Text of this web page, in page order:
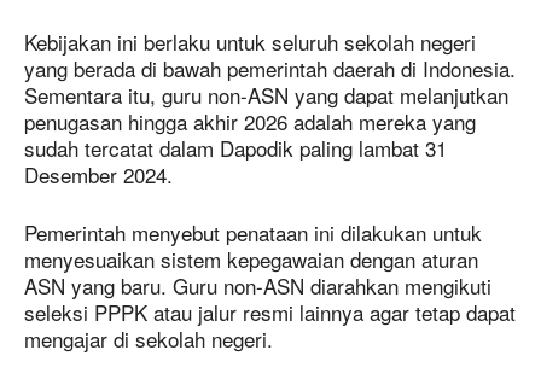
Kebijakan ini berlaku untuk seluruh sekolah negeri
yang berada di bawah pemerintah daerah di Indonesia.
Sementara itu, guru non-ASN yang dapat melanjutkan
penugasan hingga akhir 2026 adalah mereka yang
sudah tercatat dalam Dapodik paling lambat 31
Desember 2024.
Pemerintah menyebut penataan ini dilakukan untuk
menyesuaikan sistem kepegawaian dengan aturan
ASN yang baru. Guru non-ASN diarahkan mengikuti
seleksi PPPK atau jalur resmi lainnya agar tetap dapat
mengajar di sekolah negeri.